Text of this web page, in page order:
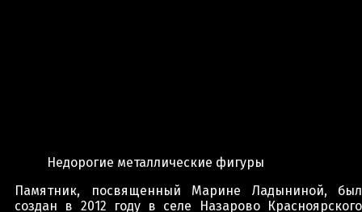
Недорогие металлические фигуры
Памятник, посвященный Марине Ладыниной, был
создан в 2012 году в селе Назарово Красноярского